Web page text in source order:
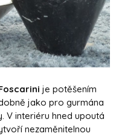
je potěšením
jako pro gurmána
V interiéru hned upoutá
nezaměnitelnou